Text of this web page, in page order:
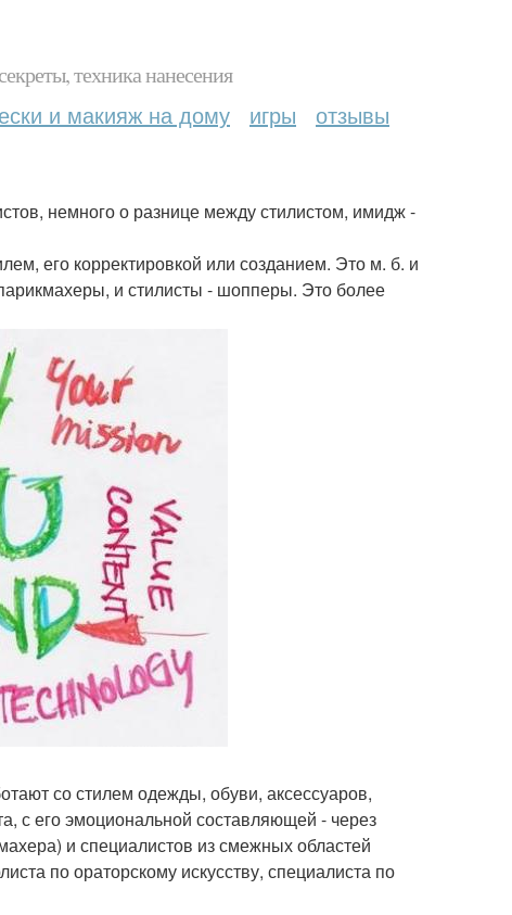
техника нанесения
и макияж на дому игры отзывы
немного о разнице между стилистом, имидж -
его корректировкой или созданием. Это м. б. и
и стилисты - шопперы. Это более
со стилем одежды, обуви, аксессуаров,
с его эмоциональной составляющей - через
и специалистов из смежных областей
по ораторскому искусству, специалиста по